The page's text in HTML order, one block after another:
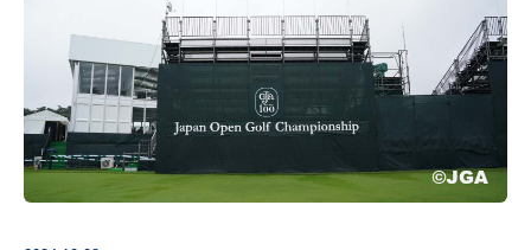
フ倶楽部での開催。JGA…